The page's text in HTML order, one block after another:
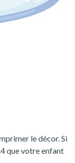
le décor. Si
que votre enfant